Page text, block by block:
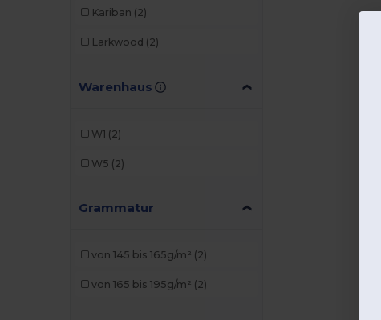
Kariban (2)
Larkwood (2)
Warenhaus
W1 (2)
W5 (2)
Grammatur
von 145 bis 165g/m² (2)
von 165 bis 195g/m² (2)